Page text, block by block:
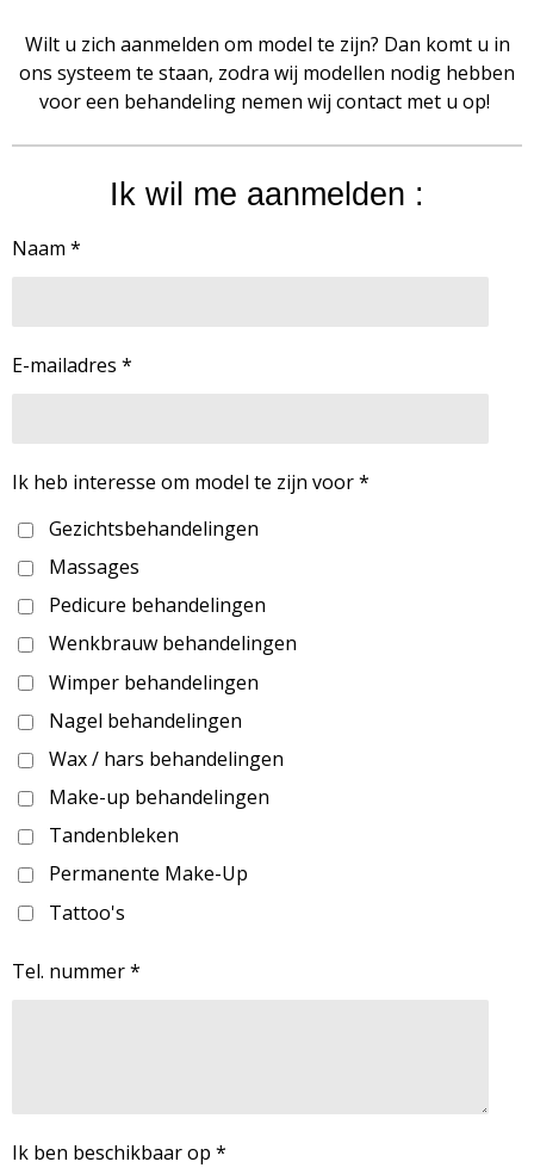
Wilt u zich aanmelden om model te zijn? Dan komt u in
ons systeem te staan, zodra wij modellen nodig hebben
voor een behandeling nemen wij contact met u op!
Ik wil me aanmelden :
Naam *
E-mailadres *
Ik heb interesse om model te zijn voor *
Gezichtsbehandelingen
Massages
Pedicure behandelingen
Wenkbrauw behandelingen
Wimper behandelingen
Nagel behandelingen
Wax / hars behandelingen
Make-up behandelingen
Tandenbleken
Permanente Make-Up
Tattoo's
Tel. nummer *
Ik ben beschikbaar op *